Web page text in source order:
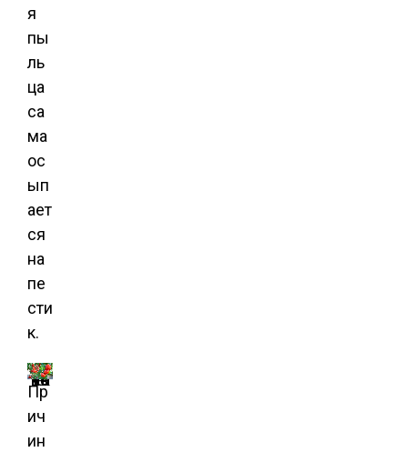
я
пы
ль
ца
са
ма
ос
ып
ает
ся
на
пе
сти
к.
Томаты на ветке
Пр
ич
ин